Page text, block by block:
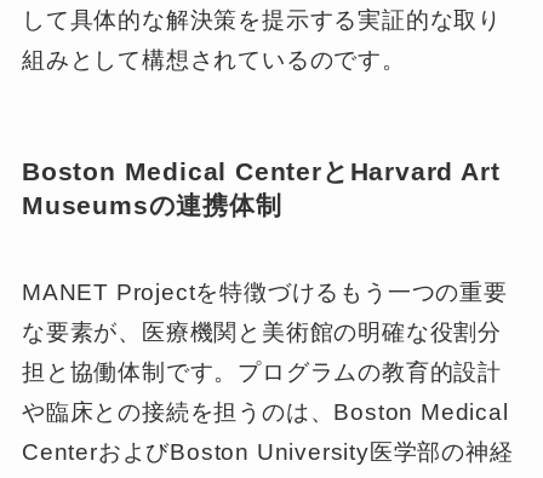
して具体的な解決策を提示する実証的な取り
組みとして構想されているのです。
Boston Medical CenterとHarvard Art
Museumsの連携体制
MANET Projectを特徴づけるもう一つの重要
な要素が、医療機関と美術館の明確な役割分
担と協働体制です。プログラムの教育的設計
や臨床との接続を担うのは、Boston Medical
CenterおよびBoston University医学部の神経